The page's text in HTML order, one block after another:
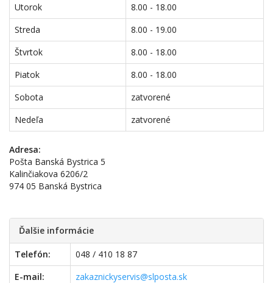
Utorok
8.00 - 18.00
Streda
8.00 - 19.00
Štvrtok
8.00 - 18.00
Piatok
8.00 - 18.00
Sobota
zatvorené
Nedeľa
zatvorené
Adresa:
Pošta Banská Bystrica 5
Kalinčiakova 6206/2
974 05 Banská Bystrica
Ďalšie informácie
Telefón:
048 / 410 18 87
E-mail:
zakaznickyservis@slposta.sk